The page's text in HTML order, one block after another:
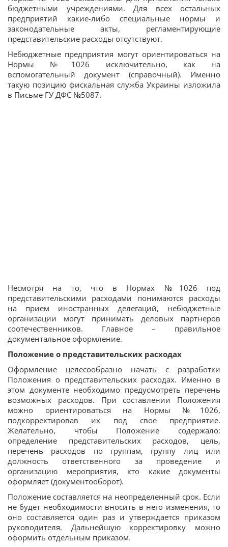
бюджетными учреждениями. Для всех остальных
предприятий какие-либо специальные нормы и
законодательные акты, регламентирующие
представительские расходы отсутствуют.
Небюджетные предприятия могут ориентироваться на
Нормы №1026 исключительно, как на
вспомогательный документ (справочный). Именно
такую позицию фискальная служба Украины изложила
в Письме ГУ ДФС №5087.
Несмотря на то, что в Нормах №1026 под
представительскими расходами понимаются расходы
на прием иностранных делегаций, небюджетные
организации могут принимать деловых партнеров
соотечественников. Главное – правильное
документальное оформление.
Положение о представительских расходах
Оформление целесообразно начать с разработки
Положения о представительских расходах. Именно в
этом документе необходимо предусмотреть перечень
возможных расходов. При составлении Положения
можно ориентироваться на Нормы №1026,
подкорректировав их под свое предприятие.
Желательно, чтобы Положение содержало:
определение представительских расходов, цель,
перечень расходов по группам, группу лиц или
должность ответственного за проведение и
организацию мероприятия, кто какие документы
оформляет (документооборот).
Положение составляется на неопределенный срок. Если
не будет необходимости вносить в него изменения, то
оно составляется один раз и утверждается приказом
руководителя. Дальнейшую корректировку можно
оформить отдельным приказом.